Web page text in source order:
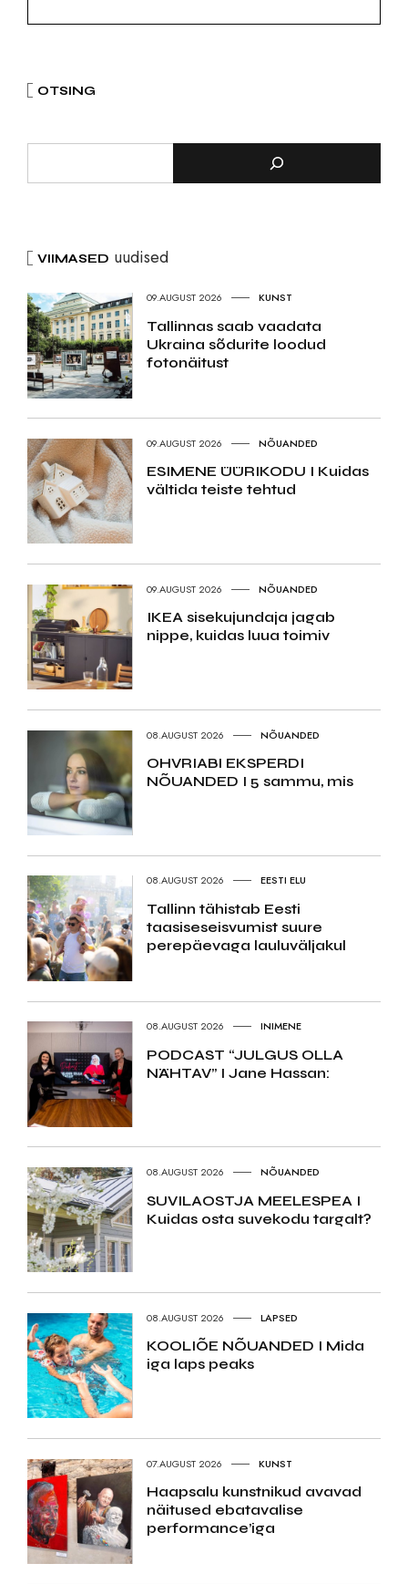
OTSING
VIIMASED uudised
09.AUGUST 2026 KUNST
Tallinnas saab vaadata
Ukraina sõdurite loodud
fotonäitust
09.AUGUST 2026 NÕUANDED
ESIMENE ÜÜRIKODU I Kuidas
vältida teiste tehtud
09.AUGUST 2026 NÕUANDED
IKEA sisekujundaja jagab
nippe, kuidas luua toimiv
08.AUGUST 2026 NÕUANDED
OHVRIABI EKSPERDI
NÕUANDED I 5 sammu, mis
08.AUGUST 2026 EESTI ELU
Tallinn tähistab Eesti
taasiseseisvumist suure
perepäevaga lauluväljakul
08.AUGUST 2026 INIMENE
PODCAST “JULGUS OLLA
NÄHTAV” I Jane Hassan:
08.AUGUST 2026 NÕUANDED
SUVILAOSTJA MEELESPEA I
Kuidas osta suvekodu targalt?
08.AUGUST 2026 LAPSED
KOOLIÕE NÕUANDED I Mida
iga laps peaks
07.AUGUST 2026 KUNST
Haapsalu kunstnikud avavad
näitused ebatavalise
performance’iga